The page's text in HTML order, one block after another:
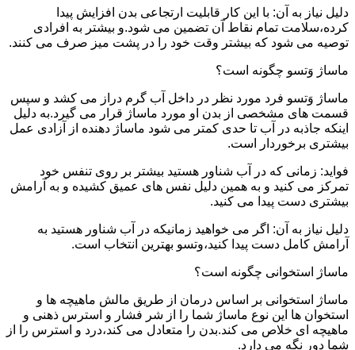
دلیل نیاز به آن: با این کار قابلیت ارتجاعی بدن افزایش پیدا
کرده،سلامت تمام نقاط آن تضمین می شود.و بیشتر به افرادی
توصیه می شود که بیشتر وقت خود را در پشت میز صرف می کنند.
ماساژ وَتسو چگونه است؟
ماساژ وَتسو فرد مورد نظر در داخل آب گرم دراز می کشد و سپس
قسمت های مشخصی از بدن او مورد ماساژ قرار می گیرد.به دلیل
اینکه جاذبه در آب تا حدی کمتر می شود ماساژ دهنده از آزادی عمل
بیشتری برخوردار است.
فواید: زمانی که در آب شناور هستید بیشتر بر روی تنفس خود
تمرکز می کنید و به همین دلیل نفس های عمیق کشیده و به آرامش
بیشتری دست پیدا می کنید.
دلیل نیاز به آن: اگر می خواهید زمانیکه در آب شناور هستید به
آرامش کامل دست پیدا کنید،وتسو بهترین انتخاب است.
ماساژ استخوانی چگونه است؟
ماساژ استخوانی بر اساس درمان از طریق مالش ماهیچه ها و
استخوان ها این نوع ماساژ شما را از شر فشار و استرس ذهنی و
ماهیچه ای خلاص می کند.بدن را متعادل می کند،درد و استرس را از
شما دور نگه می دارد.